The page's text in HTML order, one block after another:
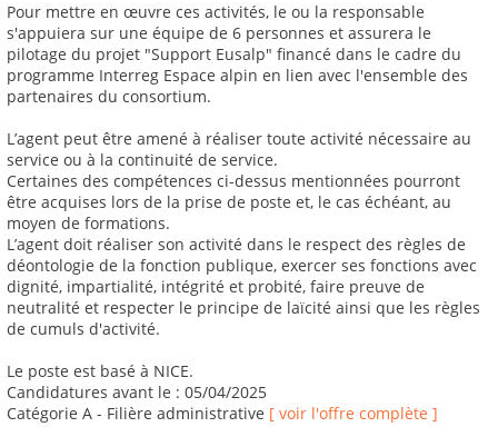
Pour mettre en œuvre ces activités, le ou la responsable
s'appuiera sur une équipe de 6 personnes et assurera le
pilotage du projet "Support Eusalp" financé dans le cadre du
programme Interreg Espace alpin en lien avec l'ensemble des
partenaires du consortium.
L’agent peut être amené à réaliser toute activité nécessaire au
service ou à la continuité de service.
Certaines des compétences ci-dessus mentionnées pourront
être acquises lors de la prise de poste et, le cas échéant, au
moyen de formations.
L’agent doit réaliser son activité dans le respect des règles de
déontologie de la fonction publique, exercer ses fonctions avec
dignité, impartialité, intégrité et probité, faire preuve de
neutralité et respecter le principe de laïcité ainsi que les règles
de cumuls d'activité.
Le poste est basé à NICE.
Candidatures avant le : 05/04/2025
Catégorie A - Filière administrative [ voir l'offre complète ]